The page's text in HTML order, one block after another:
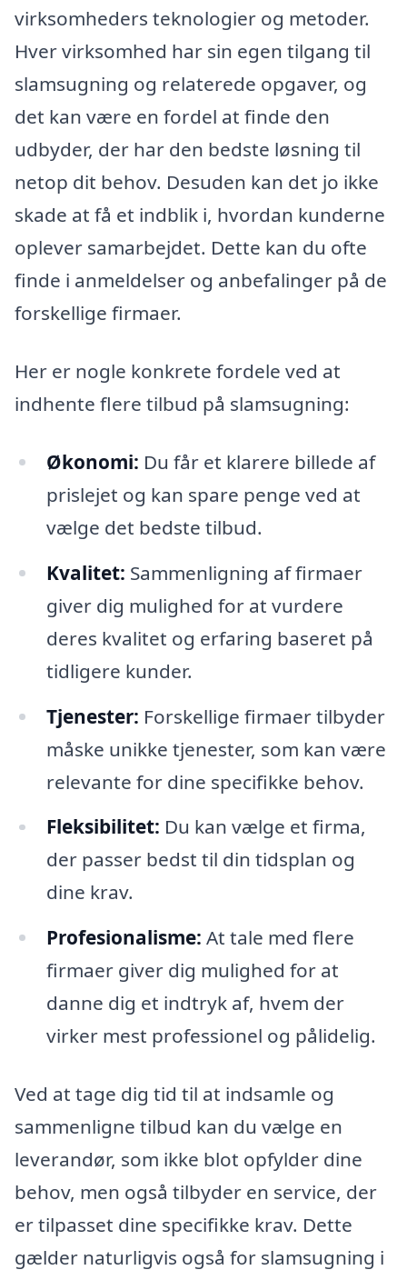
virksomheders teknologier og metoder.
Hver virksomhed har sin egen tilgang til
slamsugning og relaterede opgaver, og
det kan være en fordel at finde den
udbyder, der har den bedste løsning til
netop dit behov. Desuden kan det jo ikke
skade at få et indblik i, hvordan kunderne
oplever samarbejdet. Dette kan du ofte
finde i anmeldelser og anbefalinger på de
forskellige firmaer.
Her er nogle konkrete fordele ved at
indhente flere tilbud på slamsugning:
Økonomi: Du får et klarere billede af
prislejet og kan spare penge ved at
vælge det bedste tilbud.
Kvalitet: Sammenligning af firmaer
giver dig mulighed for at vurdere
deres kvalitet og erfaring baseret på
tidligere kunder.
Tjenester: Forskellige firmaer tilbyder
måske unikke tjenester, som kan være
relevante for dine specifikke behov.
Fleksibilitet: Du kan vælge et firma,
der passer bedst til din tidsplan og
dine krav.
Profesionalisme: At tale med flere
firmaer giver dig mulighed for at
danne dig et indtryk af, hvem der
virker mest professionel og pålidelig.
Ved at tage dig tid til at indsamle og
sammenligne tilbud kan du vælge en
leverandør, som ikke blot opfylder dine
behov, men også tilbyder en service, der
er tilpasset dine specifikke krav. Dette
gælder naturligvis også for slamsugning i